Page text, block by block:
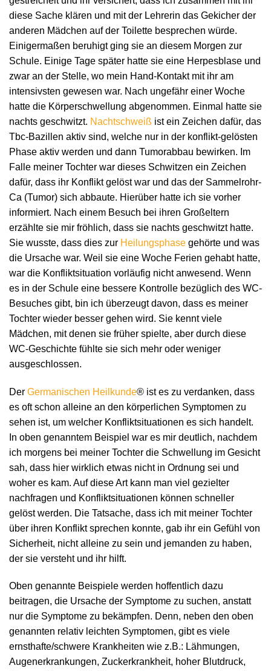
diese Sache klären und mit der Lehrerin das Gekicher der
anderen Mädchen auf der Toilette besprechen würde.
Einigermaßen beruhigt ging sie an diesem Morgen zur
Schule. Einige Tage später hatte sie eine Herpesblase und
zwar an der Stelle, wo mein Hand-Kontakt mit ihr am
intensivsten gewesen war. Nach ungefähr einer Woche
hatte die Körperschwellung abgenommen. Einmal hatte sie
nachts geschwitzt. Nachtschweiß ist ein Zeichen dafür, das
Tbc-Bazillen aktiv sind, welche nur in der konflikt-gelösten
Phase aktiv werden und dann Tumorabbau bewirken. Im
Falle meiner Tochter war dieses Schwitzen ein Zeichen
dafür, dass ihr Konflikt gelöst war und das der Sammelrohr-
Ca (Tumor) sich abbaute. Hierüber hatte ich sie vorher
informiert. Nach einem Besuch bei ihren Großeltern
erzählte sie mir fröhlich, dass sie nachts geschwitzt hatte.
Sie wusste, dass dies zur Heilungsphase gehörte und was
die Ursache war. Weil sie eine Woche Ferien gehabt hatte,
war die Konfliktsituation vorläufig nicht anwesend. Wenn
es in der Schule eine bessere Kontrolle bezüglich des WC-
Besuches gibt, bin ich überzeugt davon, dass es meiner
Tochter wieder besser gehen wird. Sie kennt viele
Mädchen, mit denen sie früher spielte, aber durch diese
WC-Geschichte fühlte sie sich mehr oder weniger
ausgeschlossen.
Der Germanischen Heilkunde® ist es zu verdanken, dass
es oft schon alleine an den körperlichen Symptomen zu
sehen ist, um welcher Konfliktsituationen es sich handelt.
In oben genanntem Beispiel war es mir deutlich, nachdem
ich morgens bei meiner Tochter die Schwellung im Gesicht
sah, dass hier wirklich etwas nicht in Ordnung sei und
woher es kam. Auf diese Art kann man viel gezielter
nachfragen und Konfliktsituationen können schneller
gelöst werden. Die Tatsache, dass ich mit meiner Tochter
über ihren Konflikt sprechen konnte, gab ihr ein Gefühl von
Sicherheit, nicht alleine zu sein und jemanden zu haben,
der sie versteht und ihr hilft.
Oben genannte Beispiele werden hoffentlich dazu
beitragen, die Ursache der Symptome zu suchen, anstatt
nur die Symptome zu bekämpfen. Denn, neben den oben
genannten relativ leichten Symptomen, gibt es viele
ernsthafte/schwere Krankheiten wie z.B.: Lähmungen,
Augenerkrankungen, Zuckerkrankheit, hoher Blutdruck,